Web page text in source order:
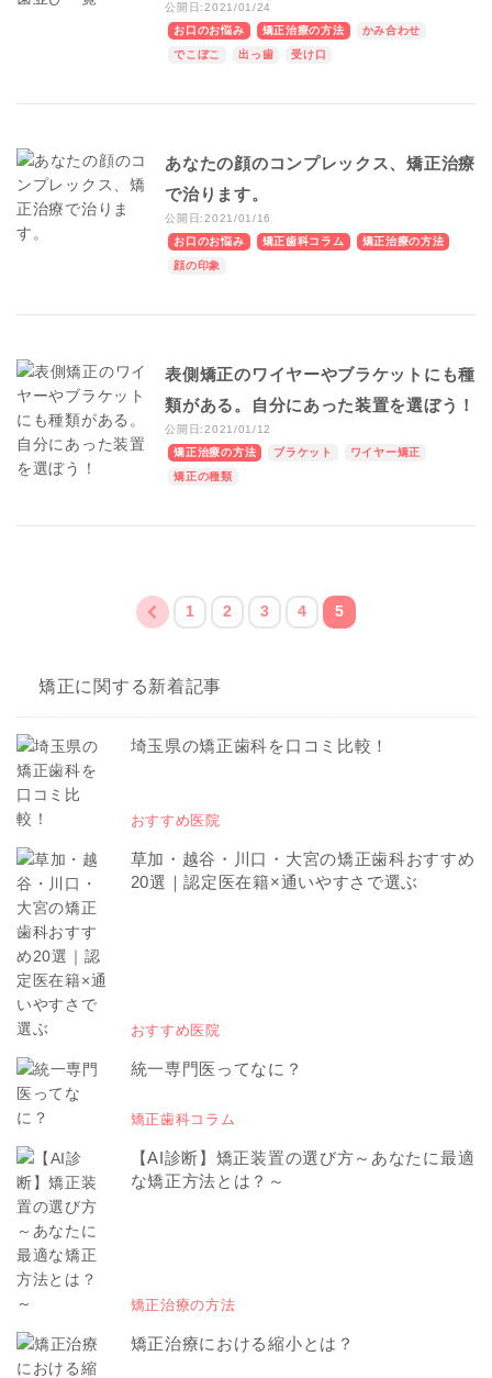
公開日:2021/01/24
お口のお悩み
矯正治療の方法
かみ合わせ
でこぼこ
出っ歯 受け口
あなたの顔のコンプレックス、矯正治療
で治ります。
公開日:2021/01/16
お口のお悩み
矯正歯科コラム
矯正治療の方法
顔の印象
表側矯正のワイヤーやブラケットにも種
類がある。自分にあった装置を選ぼう！
公開日:2021/01/12
矯正治療の方法
ブラケット
ワイヤー矯正
矯正の種類
1 2 3 4 5
矯正に関する新着記事
埼玉県の矯正歯科を口コミ比較！
おすすめ医院
草加・越谷・川口・大宮の矯正歯科おすすめ
20選｜認定医在籍×通いやすさで選ぶ
おすすめ医院
統一専門医ってなに？
矯正歯科コラム
【AI診断】矯正装置の選び方～あなたに最適
な矯正方法とは？～
矯正治療の方法
矯正治療における縮小とは？